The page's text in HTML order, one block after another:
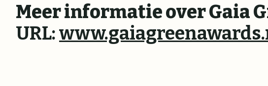
Meer informatie over Gaia
URL: